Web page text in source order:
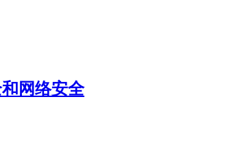
网络安全